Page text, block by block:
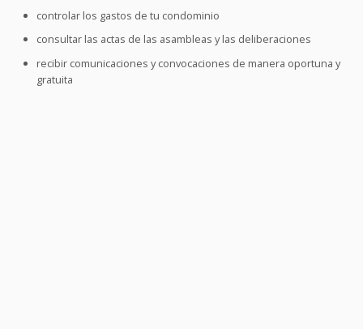
controlar los gastos de tu condominio
consultar las actas de las asambleas y las deliberaciones
recibir comunicaciones y convocaciones de manera oportuna y
gratuita